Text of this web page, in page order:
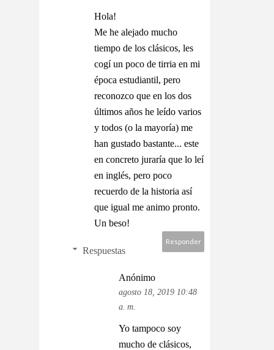
Hola!
Me he alejado mucho
tiempo de los clásicos, les
cogí un poco de tirria en mi
época estudiantil, pero
reconozco que en los dos
últimos años he leído varios
y todos (o la mayoría) me
han gustado bastante... este
en concreto juraría que lo leí
en inglés, pero poco
recuerdo de la historia así
que igual me animo pronto.
Un beso!
Responder
Respuestas
Anónimo
agosto 18, 2019 10:48
a. m.
Yo tampoco soy
mucho de clásicos,